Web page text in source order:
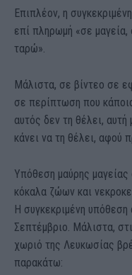
Επιπλέον, η
επί πληρωμή «σε μαγεία,
ταρώ».
Μάλιστα, σε βίντεο σε
σε περίπτωση που
αυτός δεν τη θέλει,
κάνει να τη θέλει, αφού
Υπόθεση μαύρης
κόκαλα ζώων και
Η συγκεκριμένη
Σεπτέμβριο. Μάλιστα,
χωριό της Λευκωσίας
παρακάτω: